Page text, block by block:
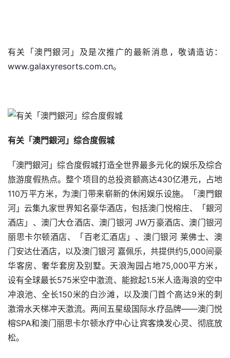
有关「澳門銀河」及是次推广的最新消息，敬请造访：
www.galaxyresorts.com.cn。
有关「澳門銀河」综合度假城
「澳門銀河」综合度假城打造全世界最多元化的娱乐及综合
旅游度假热点。整个项目的总投资额高达430亿港元，占地
110万平方米，为澳门带来崭新的休闲娱乐设施。「澳門銀
河」云集九家世界知名豪华酒店，包括澳门悦榕庄、「銀河
酒店」、澳门大仓酒店、澳门银河 JW万豪酒店、澳门银河
丽思卡尔顿酒店、「百老汇酒店」、澳门银河 莱佛士、澳
门安达仕酒店，以及澳门银河 嘉佩乐，共提供约5,000间豪
华客房、奢华套房及别墅。天浪淘园占地75,000平方米，
设有全球最长575米空中激流、能掀起1.5米人造海浪的空中
冲浪池、全长150米的白沙滩，以及澳门首个高达9米的刺
激滑水天梯冲天激流。两间五星级国际水疗品牌——澳门悦
榕SPA和澳门丽思卡尔顿水疗中心让宾客焕发心灵、彻底放
松。